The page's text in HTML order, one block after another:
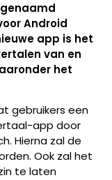
Android
app is het
van en
het
gebruikers een
app door
Hierna zal de
Ook zal het
te laten